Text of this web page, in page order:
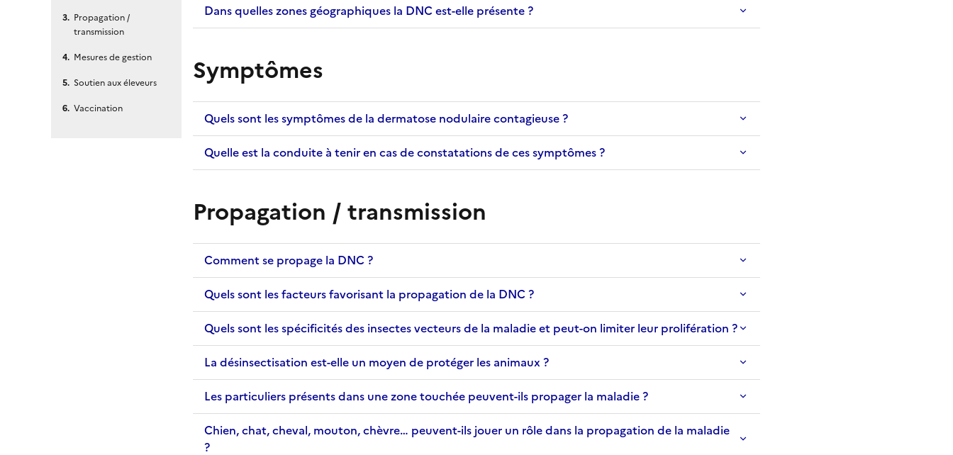
Propagation /
transmission
Mesures de gestion
Soutien aux éleveurs
Vaccination
Dans quelles zones géographiques la DNC est-elle présente ?
Symptômes
Quels sont les symptômes de la dermatose nodulaire contagieuse ?
Quelle est la conduite à tenir en cas de constatations de ces symptômes ?
Propagation / transmission
Comment se propage la DNC ?
Quels sont les facteurs favorisant la propagation de la DNC ?
Quels sont les spécificités des insectes vecteurs de la maladie et peut-on limiter leur prolifération ?
La désinsectisation est-elle un moyen de protéger les animaux ?
Les particuliers présents dans une zone touchée peuvent-ils propager la maladie ?
Chien, chat, cheval, mouton, chèvre… peuvent-ils jouer un rôle dans la propagation de la maladie
?